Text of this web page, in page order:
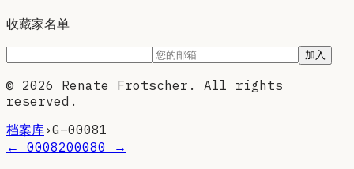
收藏家名单
加入
© 2026 Renate Frotscher. All rights
reserved.
档案库›G–00081
← 0008200080 →